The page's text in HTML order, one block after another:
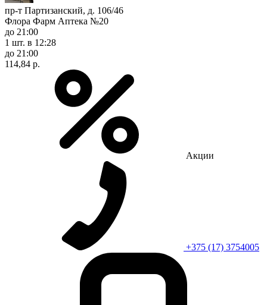
пр-т Партизанский, д. 106/46
Флора Фарм Аптека №20
до 21:00
1 шт. в 12:28
до 21:00
114,84 р.
Акции
+375 (17) 3754005